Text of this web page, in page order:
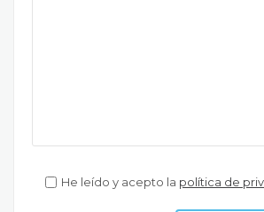
He leído y acepto la política de